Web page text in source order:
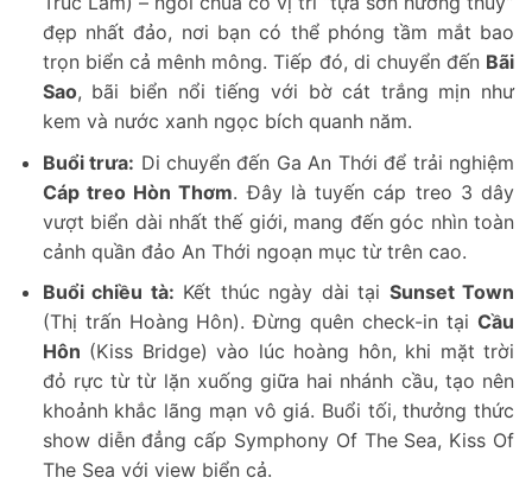
đẹp nhất đảo, nơi bạn có thể phóng tầm mắt bao
trọn biển cả mênh mông. Tiếp đó, di chuyển đến Bãi
Sao, bãi biển nổi tiếng với bờ cát trắng mịn như
kem và nước xanh ngọc bích quanh năm.
Buổi trưa: Di chuyển đến Ga An Thới để trải nghiệm
Cáp treo Hòn Thơm. Đây là tuyến cáp treo 3 dây
vượt biển dài nhất thế giới, mang đến góc nhìn toàn
cảnh quần đảo An Thới ngoạn mục từ trên cao.
Buổi chiều tà: Kết thúc ngày dài tại Sunset Town
(Thị trấn Hoàng Hôn). Đừng quên check-in tại Cầu
Hôn (Kiss Bridge) vào lúc hoàng hôn, khi mặt trời
đỏ rực từ từ lặn xuống giữa hai nhánh cầu, tạo nên
khoảnh khắc lãng mạn vô giá. Buổi tối, thưởng thức
show diễn đẳng cấp Symphony Of The Sea, Kiss Of
The Sea với view biển cả.